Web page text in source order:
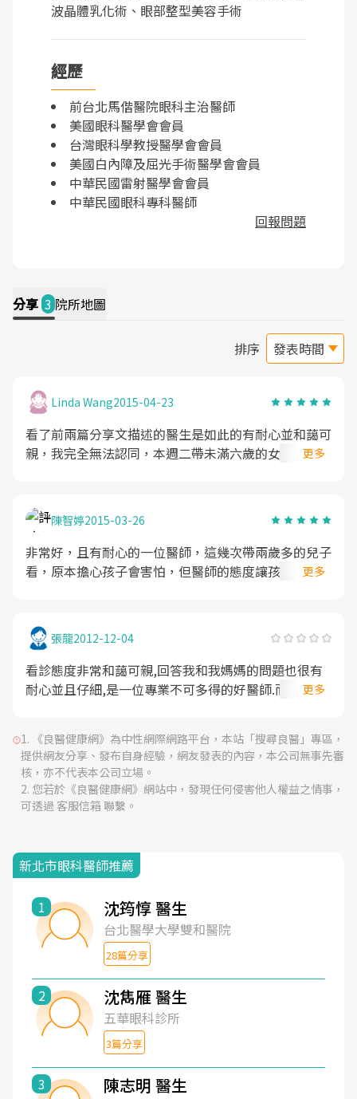
波晶體乳化術、眼部整型美容手術
經歷
前台北馬偕醫院眼科主治醫師
美國眼科醫學會會員
台灣眼科學教授醫學會會員
美國白內障及屈光手術醫學會會員
中華民國雷射醫學會會員
中華民國眼科專科醫師
回報問題
分享 3 院所地圖
排序
Linda Wang2015-04-23
看了前兩篇分享文描述的醫生是如此的有耐心並和藹可
親，我完全無法認同，本週二帶未滿六歲的女兒至此診
兩句我不要再割了，這位所謂很有耐心又不可多得的醫
生突然發狂大吼，吵死了，你要打針嗎，你出去...原本
以為他只是要嚇唬孩子，但我看他的臉是非常生氣且旁
邊的護士滿臉尷尬的不敢吭聲，我才知道他是真火大，
天會害怕是正常的，沒有耐心你就不要當醫生，等護士
擦完藥，我帶著兩個孩子(當天四歲的妹妹也在)走出診
所，我發誓再也不會走進這間診所。我發這篇文並不是
要攻擊這位醫生或是取暖，只是希望作醫生的要有醫
德，或許當時你發洩過了，覺得心情舒暢了，但請你想
了，孩子抱著我也哭了，我想他第一次看到媽媽和別人
大小聲，應該也嚇到了。也許他只是你每天幾百位病患
中的ㄧ位，但他是我永遠的寶貝，希望你自省，希望不
會有下ㄧ位受害者。
更多
陳智婷2015-03-26
非常好，且有耐心的一位醫師，這幾次帶兩歲多的兒子
看，原本擔心孩子會害怕，但醫師的態度讓孩子順服的
解原委。大推推～
更多
張龍2012-12-04
看診態度非常和藹可親,回答我和我媽媽的問題也很有
耐心並且仔細,是一位專業不可多得的好醫師.而且幫我
更多
《良醫健康網》為中性網際網路平台，本站「搜尋良醫」專區，
提供網友分享、發布自身經驗，網友發表的內容，本公司無事先審
核，亦不代表本公司立場。
您若於《良醫健康網》網站中，發現任何侵害他人權益之情事，
可透過 客服信箱 聯繫。
新北市眼科醫師推薦
1 沈筠惇 醫生
台北醫學大學雙和醫院
28篇分享
2 沈雋雁 醫生
五華眼科診所
3篇分享
3 陳志明 醫生